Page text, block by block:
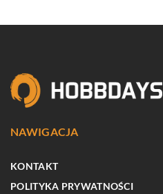
NAWIGACJA
KONTAKT
POLITYKA PRYWATNOŚCI